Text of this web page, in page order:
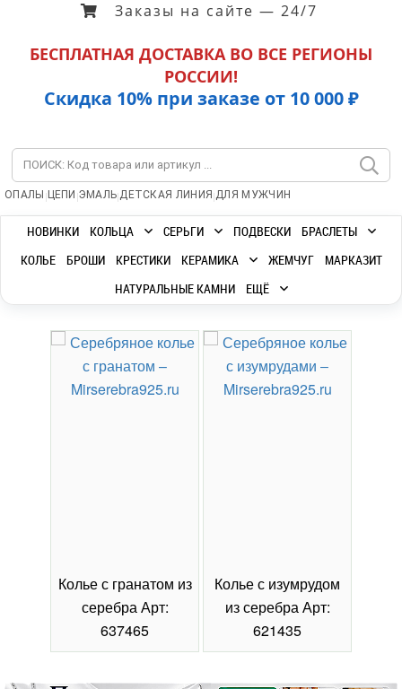
Заказы на сайте — 24/7
БЕСПЛАТНАЯ ДОСТАВКА ВО ВСЕ РЕГИОНЫ
РОССИИ!
Скидка 10% при заказе от 10 000 ₽
ОПАЛЫ | ЦЕПИ |ЭМАЛЬ|ДЕТСКАЯ ЛИНИЯ |ДЛЯ МУЖЧИН
НОВИНКИ КОЛЬЦА СЕРЬГИ ПОДВЕСКИ
БРАСЛЕТЫ
КОЛЬЕ
БРОШИ КРЕСТИКИ КЕРАМИКА ЖЕМЧУГ
МАРКАЗИТ
НАТУРАЛЬНЫЕ КАМНИ
ЕЩЁ
Колье с гранатом из
серебра Арт:
637465
Колье с изумрудом
из серебра Арт:
621435